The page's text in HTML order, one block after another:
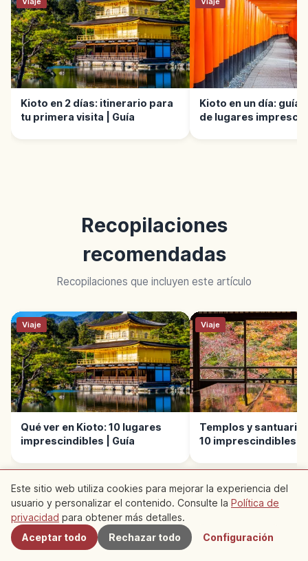
Kioto en 2 días: itinerario para
tu primera visita | Guía
Kioto en un día: guía
de lugares
Recopilaciones
recomendadas
Recopilaciones que incluyen este artículo
Viaje
Qué ver en Kioto: 10 lugares
imprescindibles | Guía
Viaje
Templos y
10 imprescindibles |
Lugares recomendados
Cercanos
Este sitio web utiliza cookies para mejorar la experiencia del
usuario y personalizar el contenido. Consulte la Política de
privacidad para obtener más detalles.
Aceptar todo
Rechazar todo Configuración